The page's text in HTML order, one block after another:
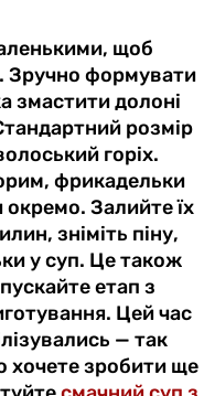
щоб
Зручно формувати
змастити долоні
розмір
горіх.
фрикадельки
Залийте їх
зніміть піну,
у суп. Це також
етап з
Цей час
— так
хочете зробити ще